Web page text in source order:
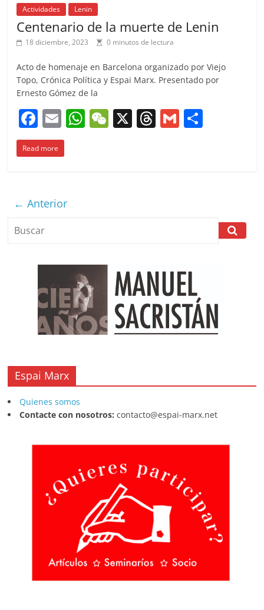
Actividades Lenin
Centenario de la muerte de Lenin
18 diciembre, 2023 0 minutos de lectura
Acto de homenaje en Barcelona organizado por Viejo
Topo, Crónica Política y Espai Marx. Presentado por
Ernesto Gómez de la
F
a
c
b
o
o
E
m
ai
W W X T G
Read more
← Anterior
Espai Marx
Quienes somos
Contacte con nosotros: contacto@espai-marx.net